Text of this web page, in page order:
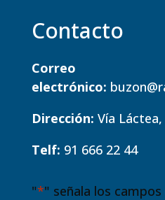
Contacto
Correo
electrónico:
Dirección: Vía
Telf: 91 666 22 44
"*" señala los